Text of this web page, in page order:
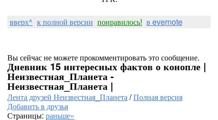
вверх^ к полной версии понравилось! в evernote
Вы сейчас не можете прокомментировать это сообщение.
Дневник 15 интересных фактов о конопле |
Неизвестная_Планета -
Неизвестная_Планета |
Лента друзей Неизвестная_Планета/Полная версия
Добавить в друзья
Страницы: раньше»